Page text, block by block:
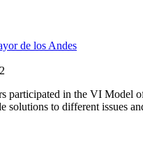
de los Andes
participated in the VI Model
solutions to different issues